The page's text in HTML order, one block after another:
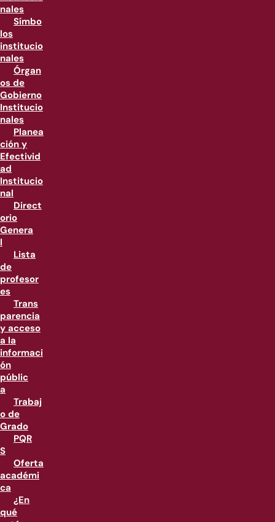
nales
Símbo
los
institucio
nales
Órgan
os de
Gobierno
Institucio
nales
Planea
ción y
Efectivid
ad
Institucio
nal
Direct
orio
Genera
l
Lista
de
profesor
es
Trans
parencia
y acceso
a la
informaci
ón
públic
a
Trabaj
o de
Grado
PQR
S
Oferta
académi
ca
¿En
qué